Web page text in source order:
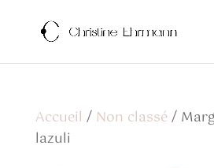
Accueil / Non classé/
lazuli